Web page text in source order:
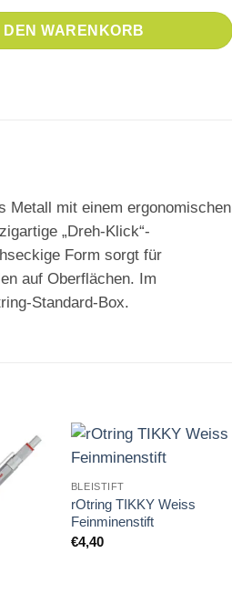
DEN WARENKORB
Metall mit einem ergonomischen
„Dreh-Klick“-
Form sorgt für
auf Oberflächen. Im
Standard-Box.
Auf die
BLEISTIFT
rOtring TIKKY Weiss
Feinminenstift
€4,40